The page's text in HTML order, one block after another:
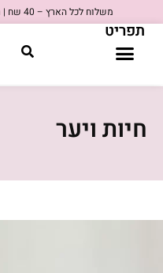
משלוח לכל הארץ – 40 שח | משלוח חינם ברכישה מעל 1800 שח
תפריט
חיות ויער